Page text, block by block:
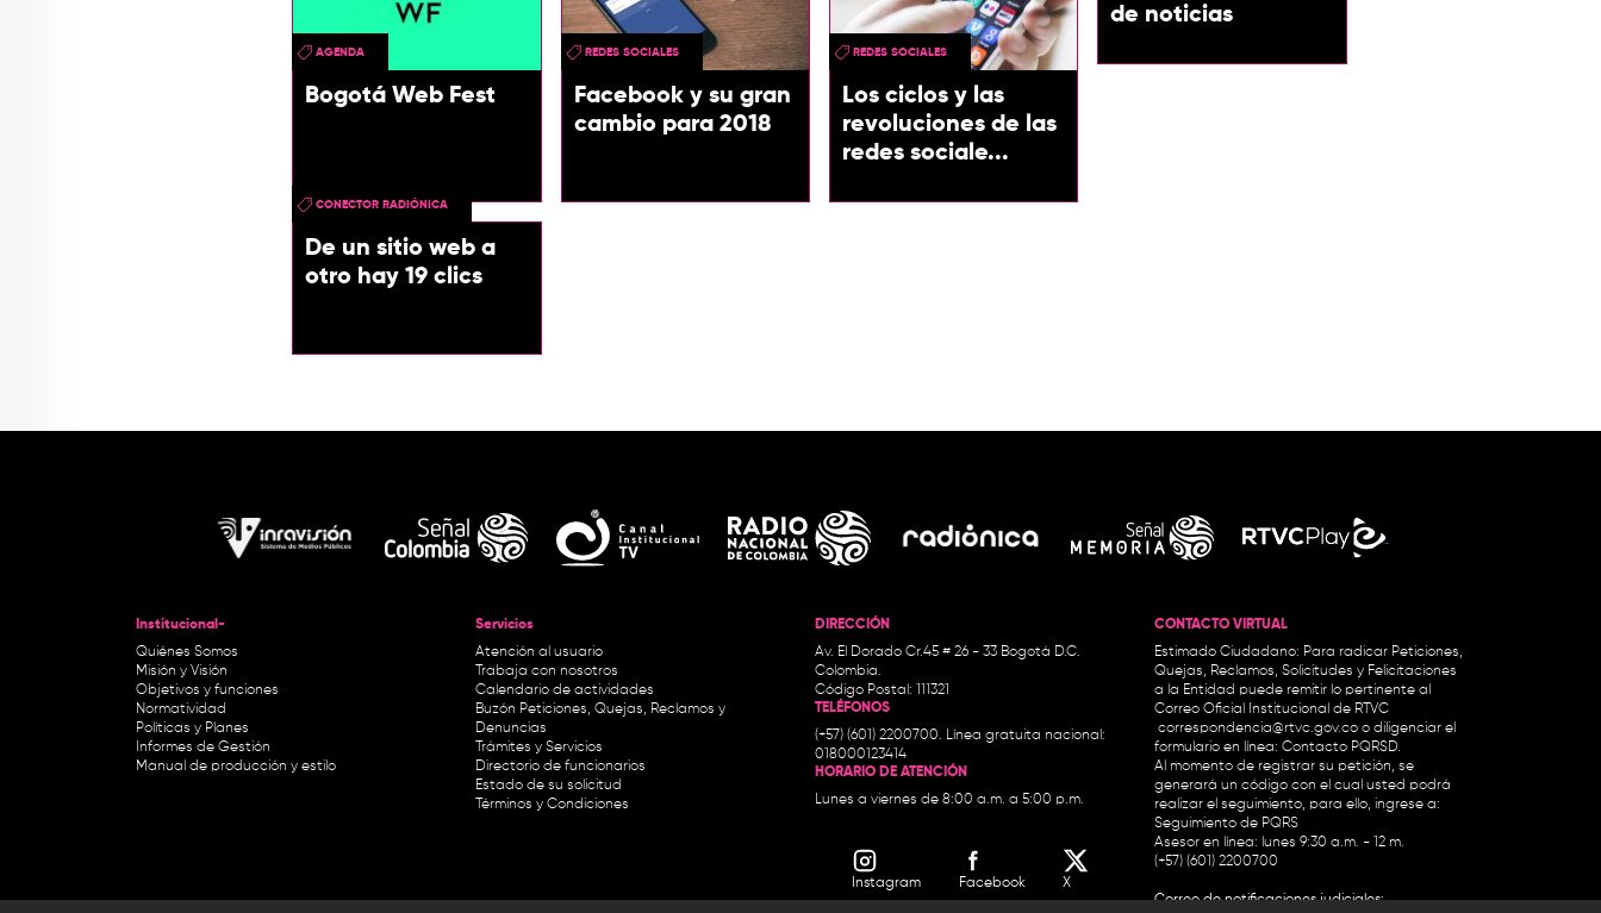
Bogotá Web Fest
AGENDA
Facebook y su gran
cambio para 2018
REDES SOCIALES
Los ciclos y las
revoluciones de las
redes sociale...
REDES SOCIALES
de noticias
De un sitio web a
otro hay 19 clics
CONECTOR RADIÓNICA
Institucional-
Quiénes Somos
Misión y Visión
Objetivos y funciones
Normatividad
Políticas y Planes
Informes de Gestión
Manual de producción y estilo
Servicios
Atención al usuario
Trabaja con nosotros
Calendario de actividades
Buzón Peticiones, Quejas, Reclamos y
Denuncias
Trámites y Servicios
Directorio de funcionarios
Estado de su solicitud
Términos y Condiciones
DIRECCIÓN
Av. El Dorado Cr.45 # 26 - 33 Bogotá D.C.
Colombia.
Código Postal: 111321
TELÉFONOS
(+57) (601) 2200700. Línea gratuita nacional:
018000123414
HORARIO DE ATENCIÓN
Lunes a viernes de 8:00 a.m. a 5:00 p.m.
Instagram Facebook X
CONTACTO VIRTUAL
Estimado Ciudadano: Para radicar Peticiones,
Quejas, Reclamos, Solicitudes y Felicitaciones
a la Entidad puede remitir lo pertinente al
Correo Oficial Institucional de RTVC
correspondencia@rtvc.gov.co o diligenciar el
formulario en línea: Contacto PQRSD.
Al momento de registrar su petición, se
generará un código con el cual usted podrá
realizar el seguimiento, para ello, ingrese a:
Seguimiento de PQRS
Asesor en línea: lunes 9:30 a.m. - 12 m.
(+57) (601) 2200700
Correo de notificaciones judiciales: